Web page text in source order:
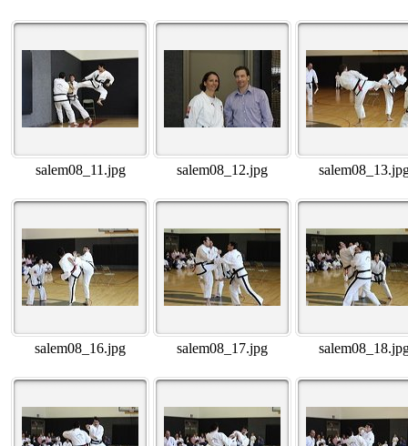
salem08_11.jpg salem08_12.jpg
salem08_16.jpg salem08_17.jpg